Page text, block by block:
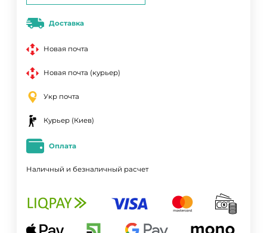
Доставка
Новая почта
Новая почта (курьер)
Укр почта
Курьер (Киев)
Оплата
Наличный и безналичный расчет